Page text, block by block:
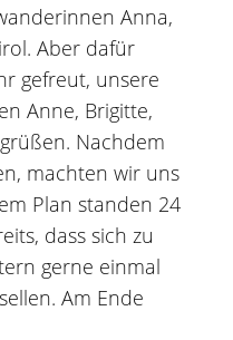
Anna,
Aber dafür
gefreut, unsere
Anne, Brigitte,
Nachdem
machten wir uns
Plan standen 24
dass sich zu
gerne einmal
Am Ende